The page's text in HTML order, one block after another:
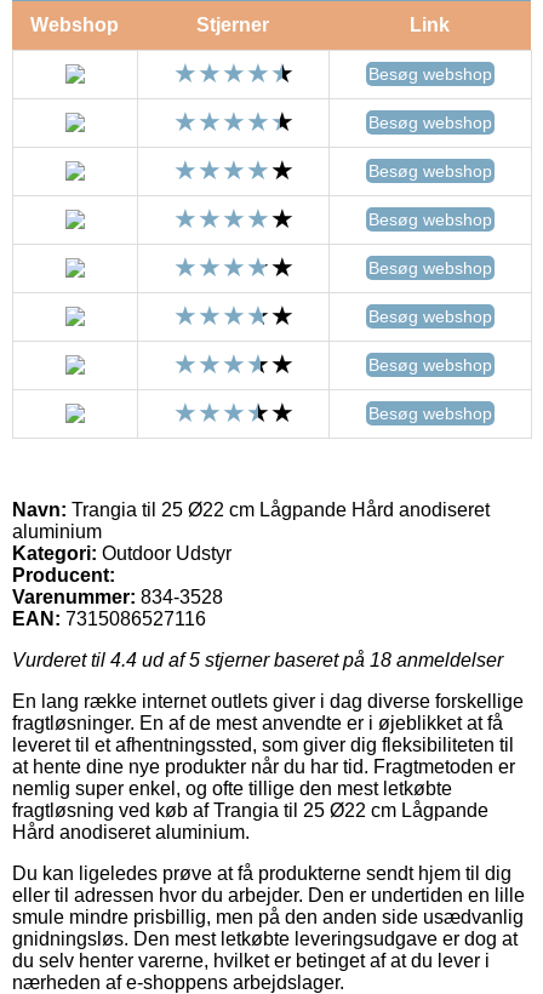
Webshop Stjerner Link
Besøg webshop
Besøg webshop
Besøg webshop
Besøg webshop
Besøg webshop
Besøg webshop
Besøg webshop
Besøg webshop
Navn: Trangia til 25 Ø22 cm Lågpande Hård anodiseret
aluminium
Kategori: Outdoor Udstyr
Producent:
Varenummer: 834-3528
EAN: 7315086527116
Vurderet til 4.4 ud af 5 stjerner baseret på 18 anmeldelser
En lang række internet outlets giver i dag diverse forskellige
fragtløsninger. En af de mest anvendte er i øjeblikket at få
leveret til et afhentningssted, som giver dig fleksibiliteten til
at hente dine nye produkter når du har tid. Fragtmetoden er
nemlig super enkel, og ofte tillige den mest letkøbte
fragtløsning ved køb af Trangia til 25 Ø22 cm Lågpande
Hård anodiseret aluminium.
Du kan ligeledes prøve at få produkterne sendt hjem til dig
eller til adressen hvor du arbejder. Den er undertiden en lille
smule mindre prisbillig, men på den anden side usædvanlig
gnidningsløs. Den mest letkøbte leveringsudgave er dog at
du selv henter varerne, hvilket er betinget af at du lever i
nærheden af e-shoppens arbejdslager.